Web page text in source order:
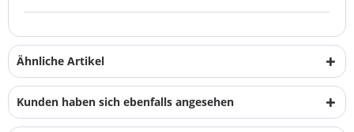
Ähnliche Artikel
Kunden haben sich ebenfalls angesehen